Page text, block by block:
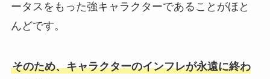
ータスをもった強キャラクターであることがほと
んどです。
そのため、キャラクターのインフレが永遠に終わ